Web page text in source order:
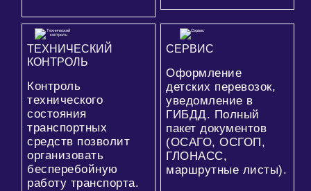
ТЕХНИЧЕСКИЙ
КОНТРОЛЬ
Контроль
технического
состояния
транспортных
средств позволит
организовать
бесперебойную
работу транспорта.
СЕРВИС
Оформление
детских перевозок,
уведомление в
ГИБДД. Полный
пакет документов
(ОСАГО, ОСГОП,
ГЛОНАСС,
маршрутные листы).